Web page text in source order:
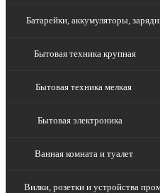
Батарейки, аккумуляторы,
Бытовая техника крупная
Бытовая техника мелкая
Бытовая электроника
Ванная комната и туалет
Вилки, розетки и устройства